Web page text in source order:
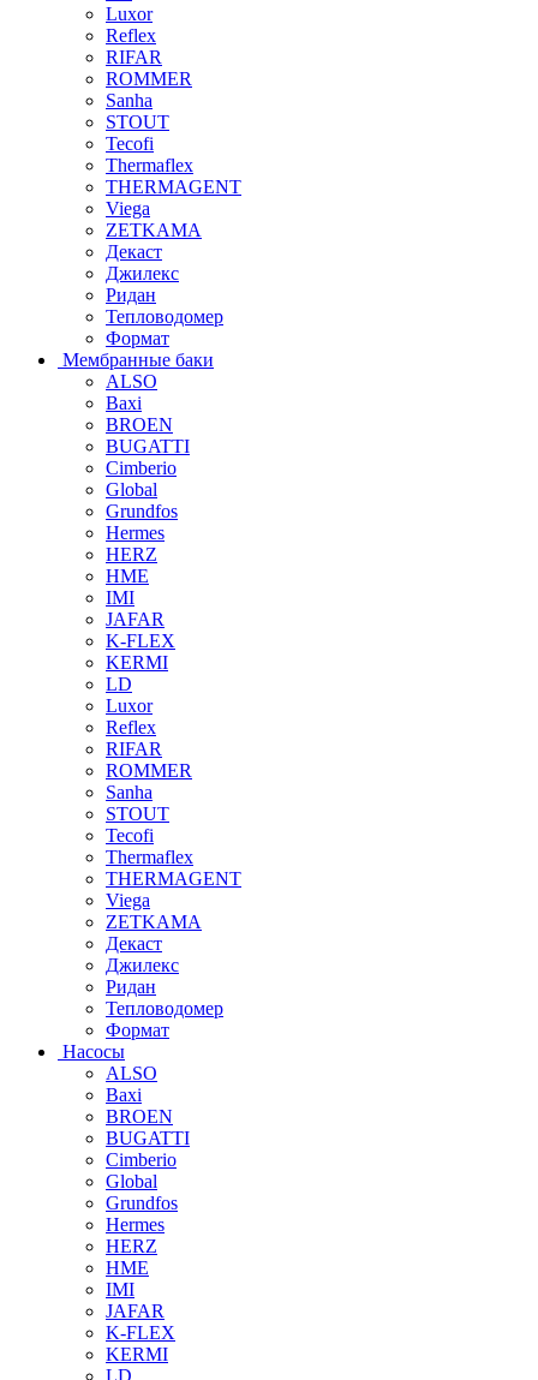
Luxor
Reflex
RIFAR
ROMMER
Sanha
STOUT
Tecofi
Thermaflex
THERMAGENT
Viega
ZETKAMA
Декаст
Джилекс
Ридан
Тепловодомер
Формат
Мембранные баки
ALSO
Baxi
BROEN
BUGATTI
Cimberio
Global
Grundfos
Hermes
HERZ
HME
IMI
JAFAR
K-FLEX
KERMI
LD
Luxor
Reflex
RIFAR
ROMMER
Sanha
STOUT
Tecofi
Thermaflex
THERMAGENT
Viega
ZETKAMA
Декаст
Джилекс
Ридан
Тепловодомер
Формат
Насосы
ALSO
Baxi
BROEN
BUGATTI
Cimberio
Global
Grundfos
Hermes
HERZ
HME
IMI
JAFAR
K-FLEX
KERMI
LD